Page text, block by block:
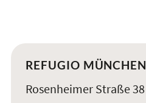
REFUGIO MÜNCHEN
Rosenheimer Straße 38